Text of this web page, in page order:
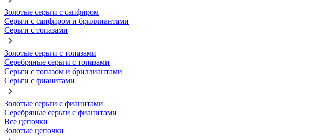
Золотые серьги с сапфиром
Серьги с сапфиром и бриллиантами
Серьги с топазами
Золотые серьги с топазами
Серебряные серьги с топазами
Серьги с топазом и бриллиантами
Серьги с фианитами
Золотые серьги с фианитами
Серебряные серьги с фианитами
Все цепочки
Золотые цепочки